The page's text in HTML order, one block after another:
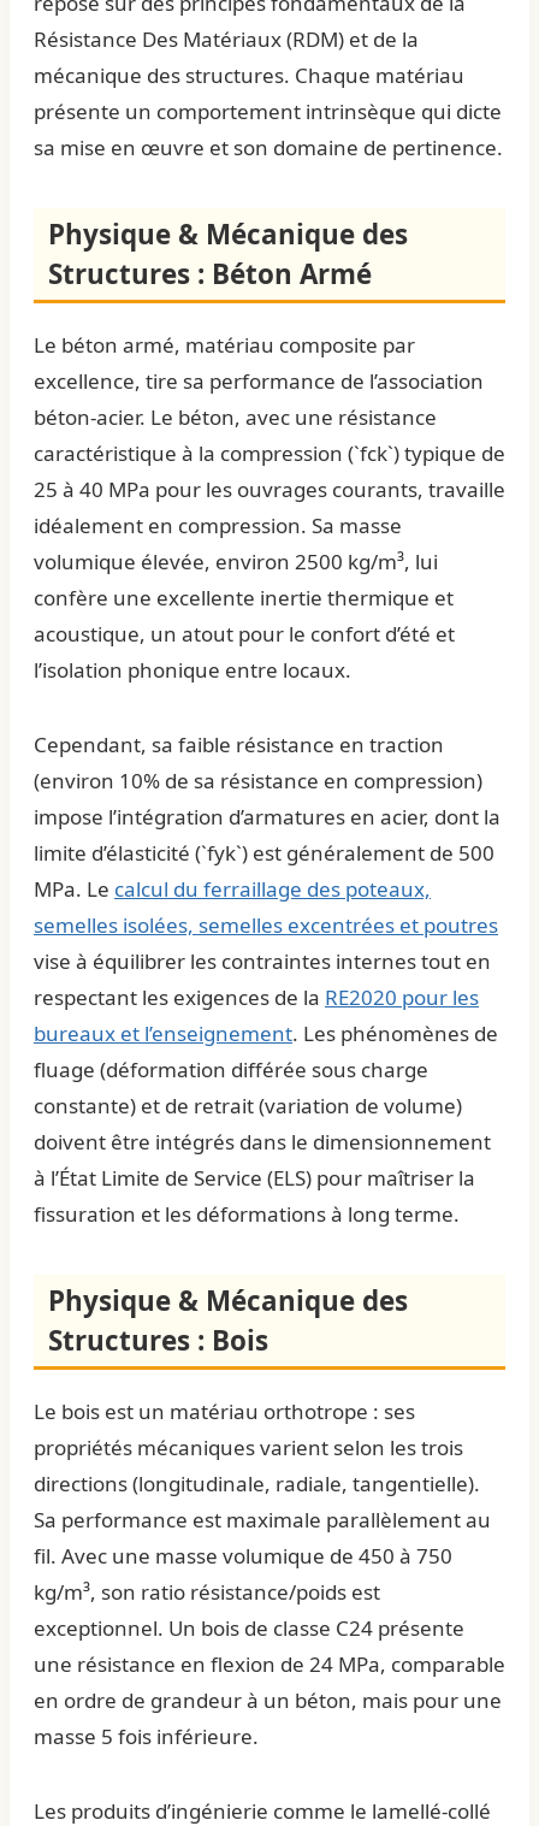
Résistance Des Matériaux (RDM) et de la
mécanique des structures. Chaque matériau
présente un comportement intrinsèque qui dicte
sa mise en œuvre et son domaine de pertinence.
Physique & Mécanique des
Structures : Béton Armé
Le béton armé, matériau composite par
excellence, tire sa performance de l’association
béton-acier. Le béton, avec une résistance
caractéristique à la compression (`fck`) typique de
25 à 40 MPa pour les ouvrages courants, travaille
idéalement en compression. Sa masse
volumique élevée, environ 2500 kg/m³, lui
confère une excellente inertie thermique et
acoustique, un atout pour le confort d’été et
l’isolation phonique entre locaux.
Cependant, sa faible résistance en traction
(environ 10% de sa résistance en compression)
impose l’intégration d’armatures en acier, dont la
limite d’élasticité (`fyk`) est généralement de 500
MPa. Le calcul du ferraillage des poteaux,
semelles isolées, semelles excentrées et poutres
vise à équilibrer les contraintes internes tout en
respectant les exigences de la RE2020 pour les
bureaux et l’enseignement. Les phénomènes de
fluage (déformation différée sous charge
constante) et de retrait (variation de volume)
doivent être intégrés dans le dimensionnement
à l’État Limite de Service (ELS) pour maîtriser la
fissuration et les déformations à long terme.
Physique & Mécanique des
Structures : Bois
Le bois est un matériau orthotrope : ses
propriétés mécaniques varient selon les trois
directions (longitudinale, radiale, tangentielle).
Sa performance est maximale parallèlement au
fil. Avec une masse volumique de 450 à 750
kg/m³, son ratio résistance/poids est
exceptionnel. Un bois de classe C24 présente
une résistance en flexion de 24 MPa, comparable
en ordre de grandeur à un béton, mais pour une
masse 5 fois inférieure.
Les produits d’ingénierie comme le lamellé-collé